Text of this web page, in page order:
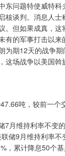
东问题特使威特
核谈判。消息人士
。但如果成真，这
有的军事打击以
为期12天的战争
场战争以美国斡
吨，较前一个
7月维持利率不变
储9月维持利率不
，累计降息50个基